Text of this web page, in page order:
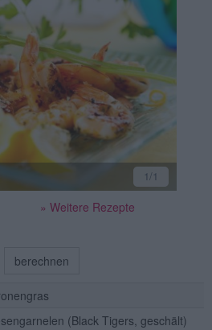
1/1
» Weitere Rezepte
berechnen
(Black Tigers, geschält)